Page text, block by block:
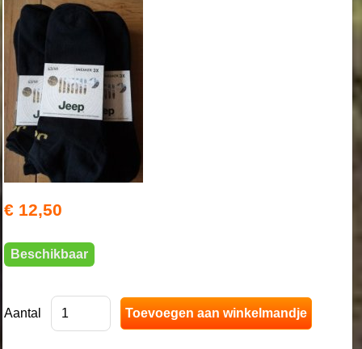
€ 12,50
Beschikbaar
Aantal